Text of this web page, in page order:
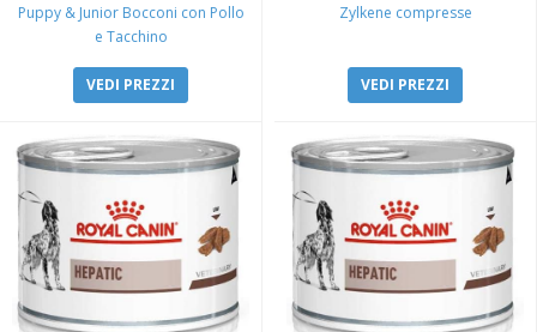
Puppy & Junior Bocconi con Pollo
e Tacchino
VEDI PREZZI
Zylkene compresse
VEDI PREZZI